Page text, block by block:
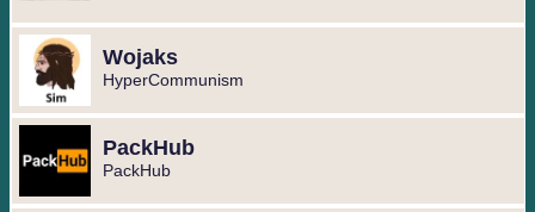
Wojaks
HyperCommunism
PackHub
PackHub